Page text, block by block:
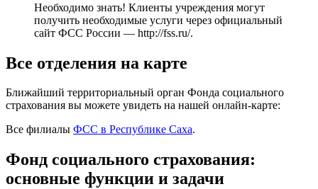
Необходимо знать! Клиенты учреждения могут
получить необходимые услуги через официальный
сайт ФСС России — http://fss.ru/.
Все отделения на карте
Ближайший территориальный орган Фонда социального
страхования вы можете увидеть на нашей онлайн-карте:
Все филиалы ФСС в Республике Саха.
Фонд социального страхования:
основные функции и задачи